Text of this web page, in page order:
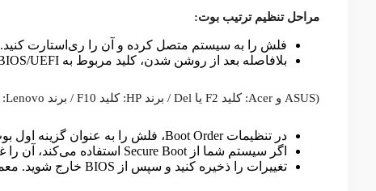
مراحل تنظیم ترتیب بوت:
فلش را به سیستم متصل کرده و آن را ری‌استارت کنید.
بلافاصله بعد از روشن شدن، کلید مربوط به BIOS/UEFI را فشار دهید:
(ASUS و Acer: کلید F2 یا Del / برند HP: کلید F10 / برند Lenovo: کلید F1 یا Fn + F2 / برند Dell: کلید F2)
در تنظیمات Boot Order، فلش را به عنوان گزینه اول بوت قرار دهید.
اگر سیستم شما از Secure Boot استفاده می‌کند، آن را غیرفعال نمایید.
تغییرات را ذخیره کنید و سپس از BIOS خارج شوید. معمولا با F10.